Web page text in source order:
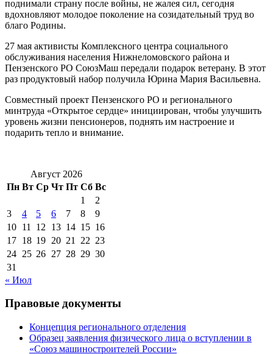
поднимали страну после войны, не жалея сил, сегодня
вдохновляют молодое поколение на созидательный труд во
благо Родины.
27 мая активисты Комплексного центра социального
обслуживания населения Нижнеломовского района и
Пензенского РО СоюзМаш передали подарок ветерану. В этот
раз продуктовый набор получила Юрина Мария Васильевна.
Совместный проект Пензенского РО и регионального
минтруда «Открытое сердце» инициирован, чтобы улучшить
уровень жизни пенсионеров, поднять им настроение и
подарить тепло и внимание.
Август 2026
Пн Вт Ср Чт Пт Сб Вс
1
2
3
4 5 6 7 8
9
10 11 12 13 14 15 16
17 18 19 20 21 22 23
24 25 26 27 28 29 30
31
« Июл
Правовые документы
Концепция регионального отделения
Образец заявления физического лица о вступлении в
«Союз машиностроителей России»